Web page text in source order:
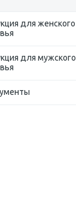
для женского
для мужского